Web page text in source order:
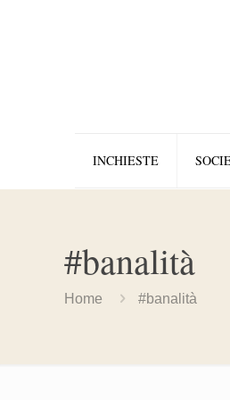
INCHIESTE
#banalità
Home #banalità